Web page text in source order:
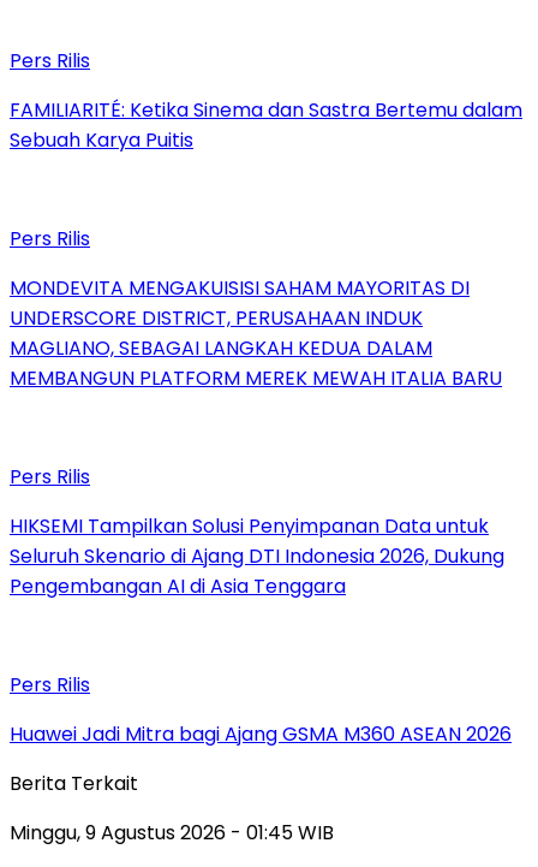
Pers Rilis
FAMILIARITÉ: Ketika Sinema dan Sastra Bertemu dalam
Sebuah Karya Puitis
Pers Rilis
MONDEVITA MENGAKUISISI SAHAM MAYORITAS DI
UNDERSCORE DISTRICT, PERUSAHAAN INDUK
MAGLIANO, SEBAGAI LANGKAH KEDUA DALAM
MEMBANGUN PLATFORM MEREK MEWAH ITALIA BARU
Pers Rilis
HIKSEMI Tampilkan Solusi Penyimpanan Data untuk
Seluruh Skenario di Ajang DTI Indonesia 2026, Dukung
Pengembangan AI di Asia Tenggara
Pers Rilis
Huawei Jadi Mitra bagi Ajang GSMA M360 ASEAN 2026
Berita Terkait
Minggu, 9 Agustus 2026 - 01:45 WIB